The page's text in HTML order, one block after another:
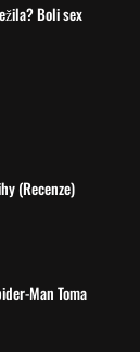
Boli sex
(Recenze)
Man Toma